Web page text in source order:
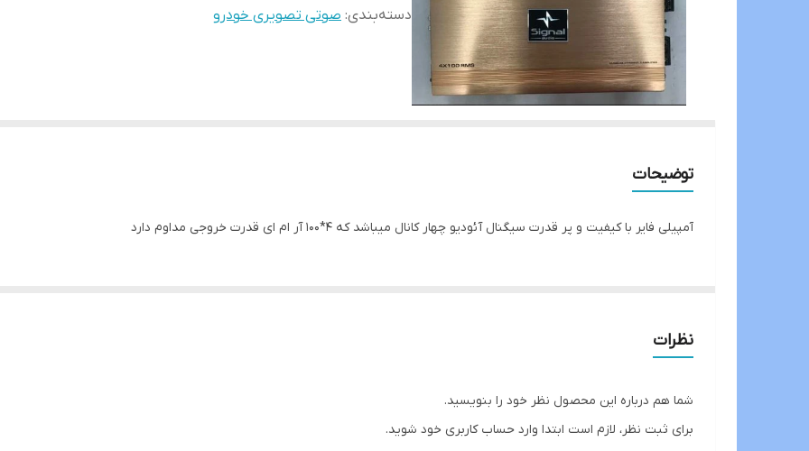
دسته‌بندی: صوتی تصویری خودرو
توضیحات
آمپیلی فایر با کیفیت و پر قدرت سیگنال آئودیو چهار کانال میباشد که 4*100 آر ام ای قدرت خروجی مداوم دارد
نظرات
شما هم درباره این محصول نظر خود را بنویسید.
برای ثبت نظر، لازم است ابتدا وارد حساب کاربری خود شوید.